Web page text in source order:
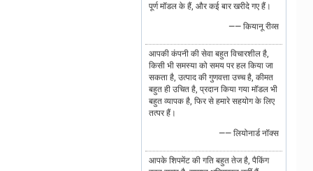
पूर्ण मॉडल के हैं, और कई बार खरीदे गए हैं।
—— कियानू रीव्स
आपकी कंपनी की सेवा बहुत विचारशील है,
किसी भी समस्या को समय पर हल किया जा
सकता है, उत्पाद की गुणवत्ता उच्च है, कीमत
बहुत ही उचित है, प्रदान किया गया मॉडल भी
बहुत व्यापक है, फिर से हमारे सहयोग के लिए
तत्पर हैं।
—— लियोनार्ड नॉक्स
आपके शिपमेंट की गति बहुत तेज है, पैकिंग